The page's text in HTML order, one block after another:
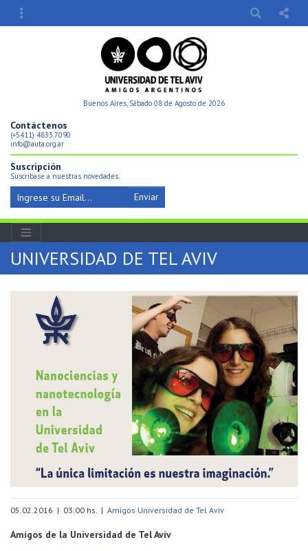
Buenos Aires, Sábado 08 de Agosto de 2026
Contáctenos
(+5411) 4833.7090
info@auta.org.ar
Suscripción
Suscríbase a nuestras novedades.
Enviar
UNIVERSIDAD DE TEL AVIV
05.02.2016 | 03:00 hs. | Amigos Universidad de Tel Aviv
Amigos de la Universidad de Tel Aviv